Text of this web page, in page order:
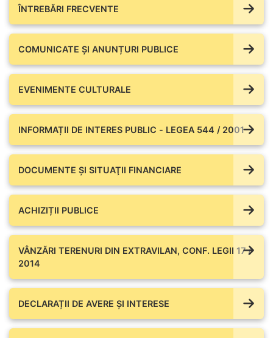
ÎNTREBĂRI FRECVENTE
COMUNICATE ŞI ANUNȚURI PUBLICE
EVENIMENTE CULTURALE
INFORMAȚII DE INTERES PUBLIC - LEGEA 544 / 2001
DOCUMENTE ŞI SITUAŢII FINANCIARE
ACHIZIȚII PUBLICE
VÂNZĂRI TERENURI DIN EXTRAVILAN, CONF. LEGII 17 /
2014
DECLARAȚII DE AVERE ŞI INTERESE